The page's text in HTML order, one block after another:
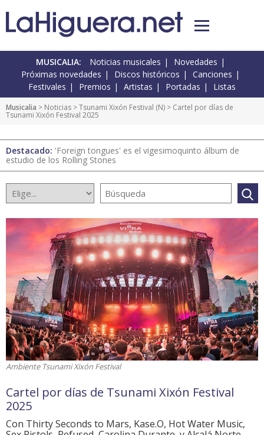
MUSICALIA: Noticias musicales
Novedades
Próximas novedades
Discos históricos
Canciones
Festivales
Premios Artistas Portadas Listas
Musicalia > Noticias >Tsunami Xixón Festival (N) > Cartel por días de
Tsunami Xixón Festival 2025
Destacado: 'Foreign tongues' es el vigesimoquinto álbum de
estudio de los Rolling Stones
Ambiente Tsunami Xixón Festival
Cartel por días de Tsunami Xixón Festival
2025
Con Thirty Seconds to Mars, Kase.O, Hot Water Music,